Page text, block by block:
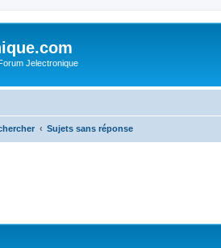
Jelectronique
Sujets sans réponse